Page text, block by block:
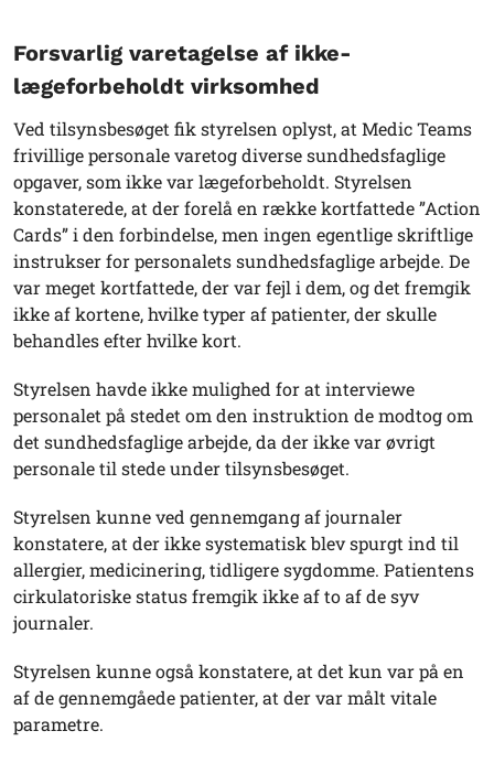
Forsvarlig varetagelse af ikke-
lægeforbeholdt virksomhed
Ved tilsynsbesøget fik styrelsen oplyst, at Medic Teams
frivillige personale varetog diverse sundhedsfaglige
opgaver, som ikke var lægeforbeholdt. Styrelsen
konstaterede, at der forelå en række kortfattede ”Action
Cards” i den forbindelse, men ingen egentlige skriftlige
instrukser for personalets sundhedsfaglige arbejde. De
var meget kortfattede, der var fejl i dem, og det fremgik
ikke af kortene, hvilke typer af patienter, der skulle
behandles efter hvilke kort.
Styrelsen havde ikke mulighed for at interviewe
personalet på stedet om den instruktion de modtog om
det sundhedsfaglige arbejde, da der ikke var øvrigt
personale til stede under tilsynsbesøget.
Styrelsen kunne ved gennemgang af journaler
konstatere, at der ikke systematisk blev spurgt ind til
allergier, medicinering, tidligere sygdomme. Patientens
cirkulatoriske status fremgik ikke af to af de syv
journaler.
Styrelsen kunne også konstatere, at det kun var på en
af de gennemgåede patienter, at der var målt vitale
parametre.